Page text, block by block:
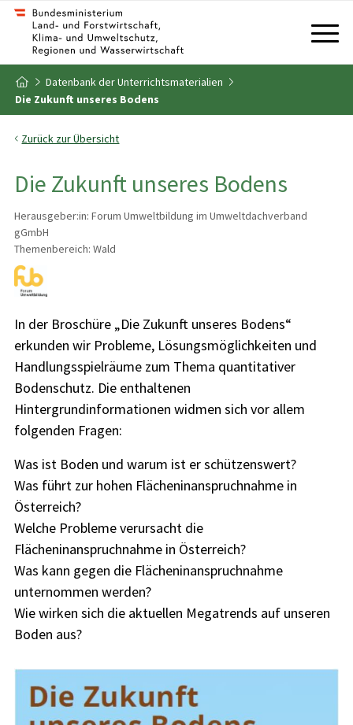
Zum Inhalt
Zum Inhaltsverzeichnis
Zur Startseite
Datenbank der Unterrichtsmaterialien
Die Zukunft unseres Bodens
Zurück zur Übersicht
Die Zukunft unseres Bodens
Herausgeber:in: Forum Umweltbildung im Umweltdachverband
gGmbH
Themenbereich: Wald
In der Broschüre „Die Zukunft unseres Bodens“
erkunden wir Probleme, Lösungsmöglichkeiten und
Handlungsspielräume zum Thema quantitativer
Bodenschutz. Die enthaltenen
Hintergrundinformationen widmen sich vor allem
folgenden Fragen:
Was ist Boden und warum ist er schützenswert?
Was führt zur hohen Flächeninanspruchnahme in
Österreich?
Welche Probleme verursacht die
Flächeninanspruchnahme in Österreich?
Was kann gegen die Flächeninanspruchnahme
unternommen werden?
Wie wirken sich die aktuellen Megatrends auf unseren
Boden aus?